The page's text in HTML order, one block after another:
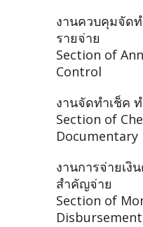
งานควบคุมจัด
รายจ่าย
Section of
Control
งานจัดทำเช็ค
Section of
Documentary
งานการจ่ายเงิ
สำคัญจ่าย
Section of